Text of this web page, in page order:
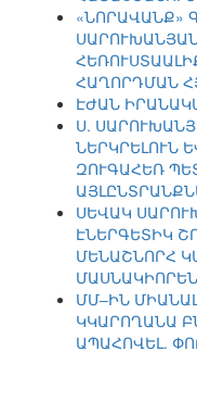
«ՆՈՐԱՎԱՆՔ»
ՀԱՂՈՐԴՄԱՆ
ԷԺԱՆ
Ս.
ՆԵՐԿՐԵԼՈՒՆ
ԶՈՒԳԱՀԵՌ
ՍԵՎԱԿ
ԷՆԵՐԳԵՏԻԿ
ՄԵՆԱՇՆՈՐՀ
ՄԱՍՆԱԿԻՈՐԵՆ
ՄՄ–ԻՆ
ԿԿԱՐՈՂԱՆԱ
ԱՊԱՀՈՎԵԼ.